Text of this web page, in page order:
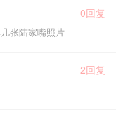
0回复
张陆家嘴照片
2回复